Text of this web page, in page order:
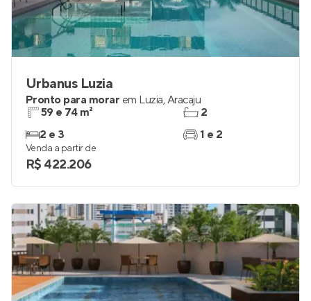
Urbanus Luzia
Pronto para morar em Luzia,Aracaju
59 e 74 m²
2 e 3
2
1 e 2
Venda a partir de
R$ 422.206